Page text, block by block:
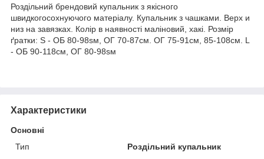
Роздільний брендовий купальник з якісного
швидкогосохнуючого матеріалу. Купальник з чашками. Верх и
низ на завязках. Колір в наявності маліновий, хакі. Розмір
ґратки: S - ОБ 80-98sм, ОГ 70-87см. ОГ 75-91см, 85-108см. L
- ОБ 90-118cм, ОГ 80-98sм
Характеристики
Основні
Тип
Роздільний купальник